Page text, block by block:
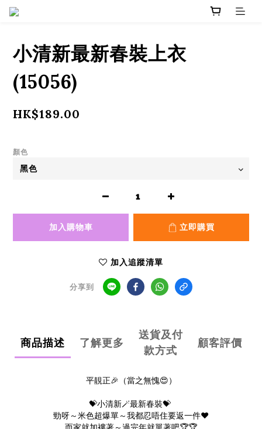
小清新最新春裝上衣
(15056)
HK$189.00
顏色
加入購物車 立即購買
加入追蹤清單
分享到
商品描述 了解更多
送貨及付
款方式
顧客評價
平靚正🎉（當之無愧😍）
💝小清新🪄最新春裝💝
勁呀～米色超爆單～我都忍唔住要返一件❤️